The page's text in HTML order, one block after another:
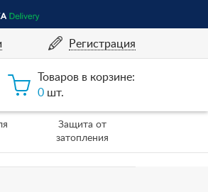
Регистрация
Товаров в корзине:
0 шт.
Защита от
затопления